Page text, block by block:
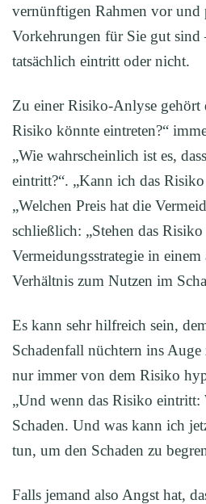
vernünftigen Rahmen vor und
Vorkehrungen für Sie gut sind
tatsächlich eintritt oder nicht.
Zu einer Risiko-Anlyse gehört
Risiko könnte eintreten?“
„Wie wahrscheinlich ist es,
eintritt?“. „Kann ich das
„Welchen Preis hat die
schließlich: „Stehen das
Vermeidungsstrategie in einem
Verhältnis zum Nutzen im
Es kann sehr hilfreich sein,
Schadenfall nüchtern ins
nur immer von dem Risiko
„Und wenn das Risiko eintritt:
Schaden. Und was kann ich
tun, um den Schaden zu
Falls jemand also Angst hat,